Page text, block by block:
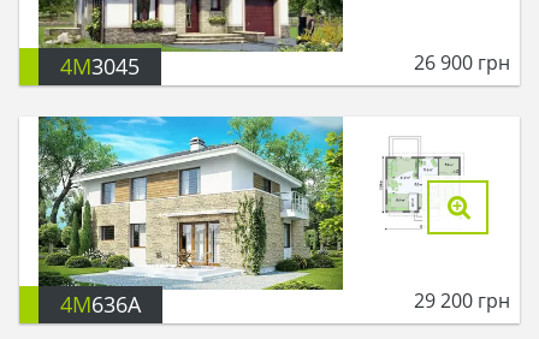
4M3045 26 900 грн
4M636A 29 200 грн